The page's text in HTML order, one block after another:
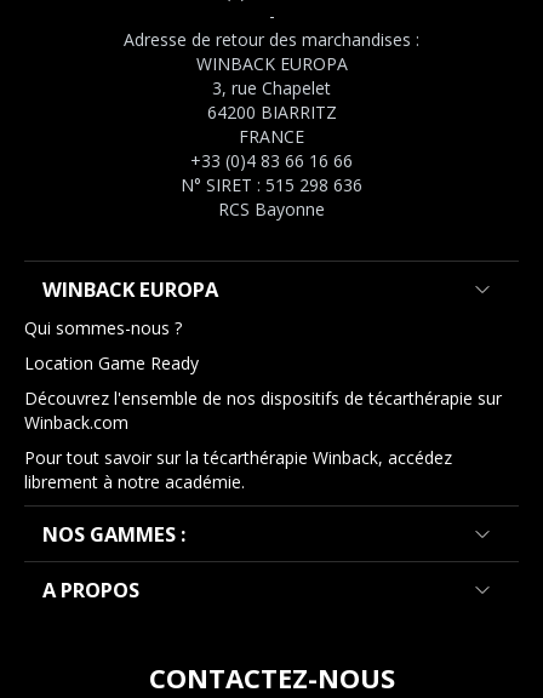
-
Adresse de retour des marchandises :
WINBACK EUROPA
3, rue Chapelet
64200 BIARRITZ
FRANCE
+33 (0)4 83 66 16 66
N° SIRET : 515 298 636
RCS Bayonne
WINBACK EUROPA
Qui sommes-nous ?
Location Game Ready
Découvrez l'ensemble de nos dispositifs de técarthérapie sur
Winback.com
Pour tout savoir sur la técarthérapie Winback, accédez
librement à notre académie.
NOS GAMMES :
A PROPOS
CONTACTEZ-NOUS